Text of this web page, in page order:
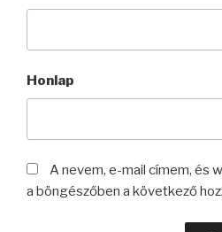
Honlap
A nevem, e-mail címem, és
a böngészőben a következő